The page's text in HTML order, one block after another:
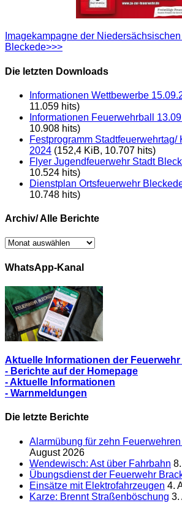
Imagekampagne der
Bleckede>>>
Die letzten Downloads
Informationen Wettbewerbe
11.059 hits)
Informationen Feuerwehrball
10.908 hits)
Festprogramm Stadtfeuerwehrtag/
2024 (152,4 KiB, 10.707 hits)
Flyer Jugendfeuerwehr Stadt
10.524 hits)
Dienstplan Ortsfeuerwehr
10.748 hits)
Archiv/ Alle Berichte
Archiv/
Berichte
WhatsApp-Kanal
Aktuelle Informationen der
- Berichte auf der Homepage
- Aktuelle Informationen
- Warnmeldungen
Die letzte Berichte
Alarmübung für zehn
August 2026
Wendewisch: Ast über Fahrbahn
Übungsdienst der Feuerwehr
Einsätze mit Elektrofahrzeugen 4.
Karze: Brennt Straßenböschung 3.